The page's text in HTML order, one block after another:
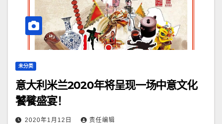
未分类
意大利米兰2020年将呈现一场中意文化
饕餮盛宴！
2020年1月12日 责任编辑